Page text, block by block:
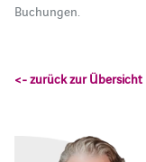
Buchungen.
<- zurück zur Übersicht